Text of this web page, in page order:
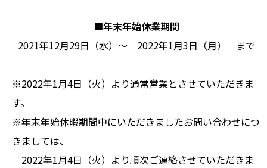
■年末年始休業期間
2021年12月29日（水）～ 2022年1月3日（月） まで
※2022年1月4日（火）より通常営業とさせていただきま
す。
※年末年始休暇期間中にいただきましたお問い合わせにつ
きましては、
2022年1月4日（火）より順次ご連絡させていただきま